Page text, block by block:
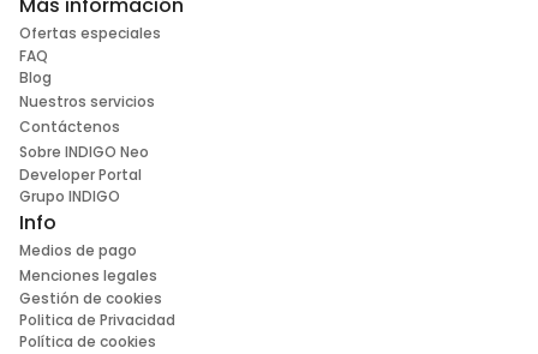
Más información
Ofertas especiales
FAQ
Blog
Nuestros servicios
Contáctenos
Sobre INDIGO Neo
Developer Portal
Grupo INDIGO
Info
Medios de pago
Menciones legales
Gestión de cookies
Politica de Privacidad
Política de cookies